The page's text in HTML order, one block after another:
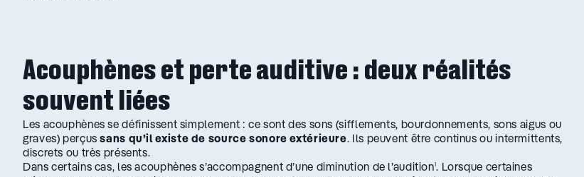
Acouphènes et perte auditive : deux réalités
souvent liées
Les acouphènes se définissent simplement : ce sont des sons (sifflements, bourdonnements, sons aigus ou
graves) perçussans qu’il existe de source sonore extérieure. Ils peuvent être continus ou intermittents,
discrets ou très présents.
Dans certains cas, les acouphènes s’accompagnent d’une diminution de l’audition1. Lorsque certaines